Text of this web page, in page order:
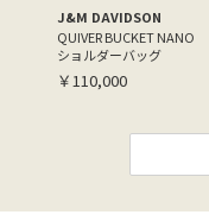
J&M DAVIDSON
QUIVER BUCKET NANO
ショルダーバッグ
￥110,000